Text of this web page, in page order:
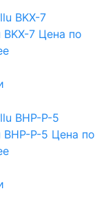
7 Цена по
P-5 Цена по